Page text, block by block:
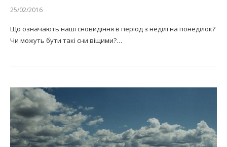
25/02/2016
Що означають наші сновидіння в період з неділі на понеділок?
Чи можуть бути такі сни віщими?…